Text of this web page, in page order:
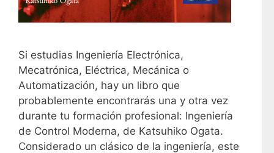
Si estudias Ingeniería Electrónica,
Mecatrónica, Eléctrica, Mecánica o
Automatización, hay un libro que
probablemente encontrarás una y otra vez
durante tu formación profesional: Ingeniería
de Control Moderna, de Katsuhiko Ogata.
Considerado un clásico de la ingeniería, este